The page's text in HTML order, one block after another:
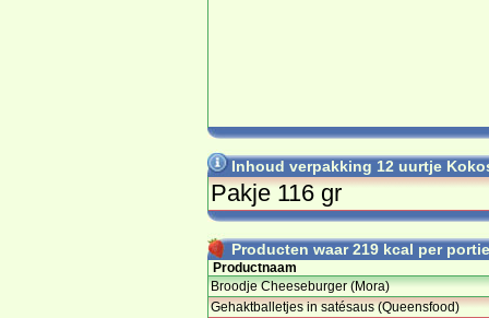
Inhoud verpakking 12 uurtje
Pakje 116 gr
Producten waar 219 kcal per
Productnaam
Broodje Cheeseburger (Mora)
Gehaktballetjes in satésaus (Queensfood)